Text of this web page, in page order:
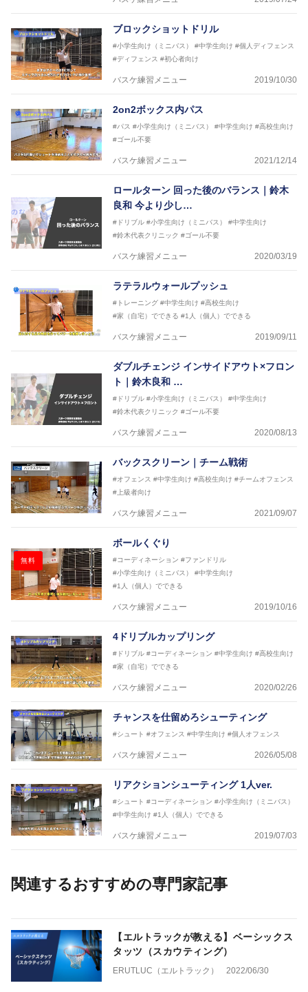
2021年～女子日本代表アシスタントコーチ
ブロックショットドリル
#小学生向け（ミニバス） #中学生向け #個人ディフェンス
#ディフェンス #初心者向け
バスケ練習メニュー 2019/10/30
2on2ボックス内パス
#パス #小学生向け（ミニバス） #中学生向け #高校生向け
#ゴール不要
バスケ練習メニュー 2021/12/14
ロールターン 回った後のバランス｜鈴木
良和 今より少し…
#ドリブル #小学生向け（ミニバス）
#中学生向け
#鈴木代表クリニック #ゴール不要
バスケ練習メニュー 2020/03/19
ラテラルウォールプッシュ
#トレーニング #中学生向け #高校生向け
#家（自宅）でできる #1人（個人）でできる
バスケ練習メニュー 2019/09/11
ダブルチェンジ インサイドアウト×フロン
ト｜鈴木良和 …
#ドリブル #小学生向け（ミニバス）
#中学生向け
#鈴木代表クリニック #ゴール不要
バスケ練習メニュー 2020/08/13
バックスクリーン｜チーム戦術
#オフェンス #中学生向け #高校生向け #チームオフェンス
#上級者向け
バスケ練習メニュー 2021/09/07
無料
ボールくぐり
#コーディネーション #ファンドリル
#小学生向け（ミニバス）
#中学生向け
#1人（個人）でできる
バスケ練習メニュー 2019/10/16
4ドリブルカップリング
#ドリブル #コーディネーション #中学生向け #高校生向け
#家（自宅）でできる
バスケ練習メニュー 2020/02/26
チャンスを仕留めろシューティング
#シュート #オフェンス #中学生向け #個人オフェンス
バスケ練習メニュー 2026/05/08
リアクションシューティング 1人ver.
#シュート #コーディネーション #小学生向け（ミニバス）
#中学生向け #1人（個人）でできる
バスケ練習メニュー 2019/07/03
関連するおすすめの専門家記事
【エルトラックが教える】ベーシックス
タッツ（スカウティング）
ERUTLUC（エルトラック） 2022/06/30